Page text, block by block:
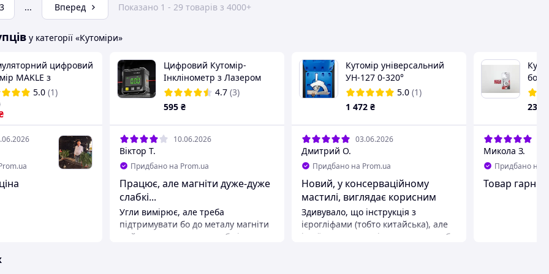
3 ... Вперед Показано 1 - 29 товарів з 4000+
у категорії «Кутоміри»
цифровий
MAKLE з
вказівниками
основами
5.0 (1)
Цифровий Кутомір-
Інклінометр з Лазером
4.7 (3)
595 ₴
10.06.2026
Віктор Т.
Придбано на Prom.ua
Працює, але магніти дуже-дуже
слабкі...
Угли вимірює, але треба
підтримувати бо до металу магніти
майже не тримають,,треба інша
Кутомір універсальний
УН-127 0-320°
5.0 (1)
1 472 ₴
03.06.2026
Дмитрий О.
Придбано на Prom.ua
Новий, у консерваційному
мастилі, виглядає корисним
Здивувало, що інструкція з
ієрогліфами (тобто китайська), але
інтуїтивно зрозуміло, що то способи
230
Микола З.
Придбано на
Товар